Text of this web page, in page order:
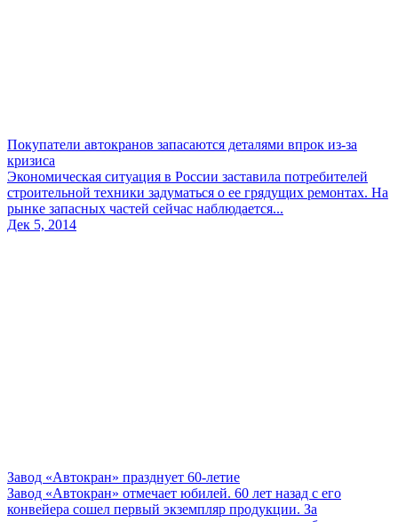
Покупатели автокранов запасаются деталями впрок из-за
кризиса
Экономическая ситуация в России заставила потребителей
строительной техники задуматься о ее грядущих ремонтах. На
рынке запасных частей сейчас наблюдается...
Дек 5, 2014
Завод «Автокран» празднует 60-летие
Завод «Автокран» отмечает юбилей. 60 лет назад с его
конвейера сошел первый экземпляр продукции. За